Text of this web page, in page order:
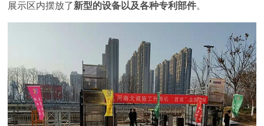
展示区内摆放了新型的设备以及各种专利部件。